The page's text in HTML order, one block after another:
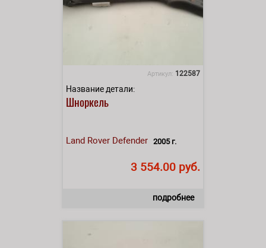
Артикул: 122587
Название детали:
Шноркель
Land Rover Defender 2005 г.
3 554.00 руб.
подробнее